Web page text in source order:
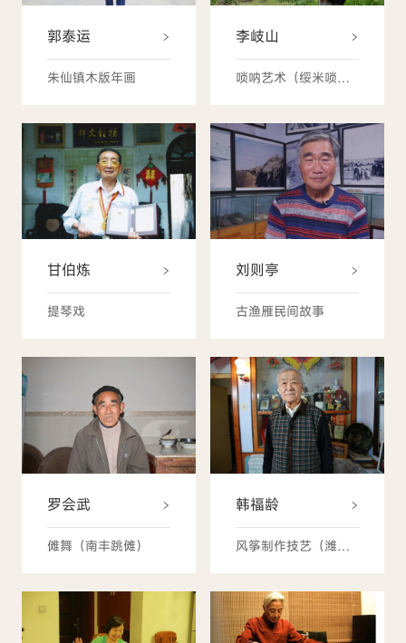
郭泰运
朱仙镇木版年画
李岐山
唢呐艺术（绥米唢呐）
甘伯炼
提琴戏
刘则亭
古渔雁民间故事
罗会武
傩舞（南丰跳傩）
韩福龄
风筝制作技艺（潍坊风筝）